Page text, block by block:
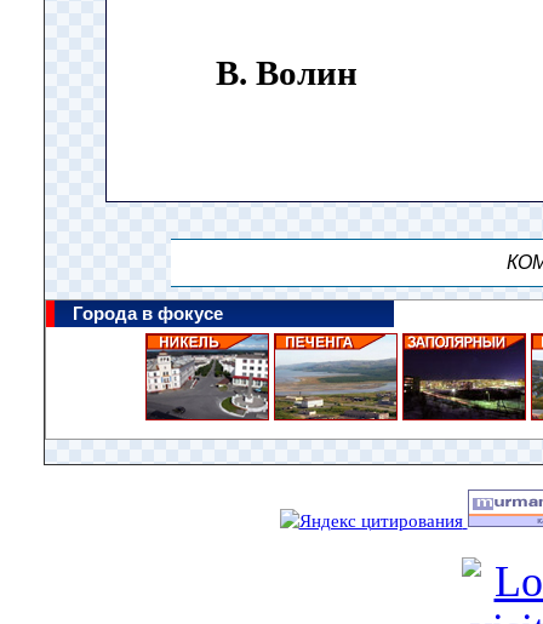
В. Волин
Города в фокусе